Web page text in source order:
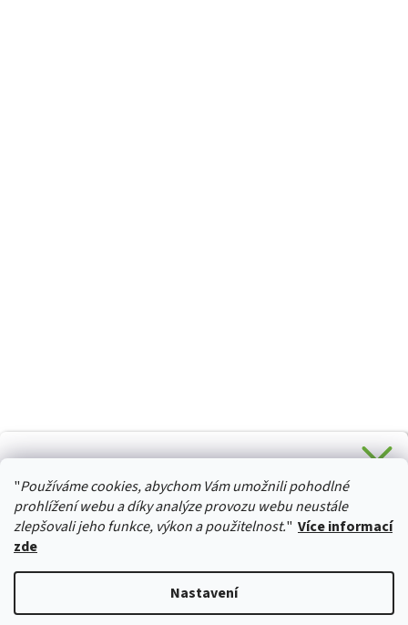
"Používáme cookies, abychom Vám umožnili pohodlné
prohlížení webu a díky analýze provozu webu neustále
zlepšovali jeho funkce, výkon a použitelnost." Více informací
zde
Nastavení
HURTTA-COLLECTION.CZ
Stačí se přihlásit k odběru novinek z našeho obchodu a je
Vaše :)
Ano, chci se přihlásit
Zásady zpracování osobních údajů